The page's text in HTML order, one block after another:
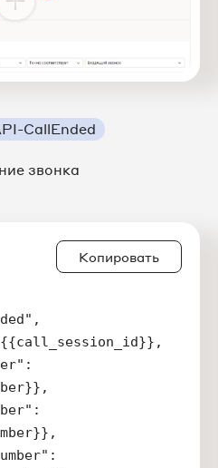
CallEnded
звонка
Копировать